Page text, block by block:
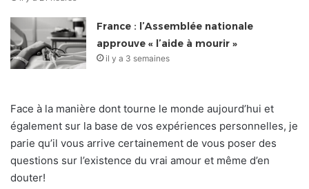
France : l’Assemblée nationale
approuve « l’aide à mourir »
il y a 3 semaines
Face à la manière dont tourne le monde aujourd’hui et
également sur la base de vos expériences personnelles, je
parie qu’il vous arrive certainement de vous poser des
questions sur l’existence du vrai amour et même d’en
douter!